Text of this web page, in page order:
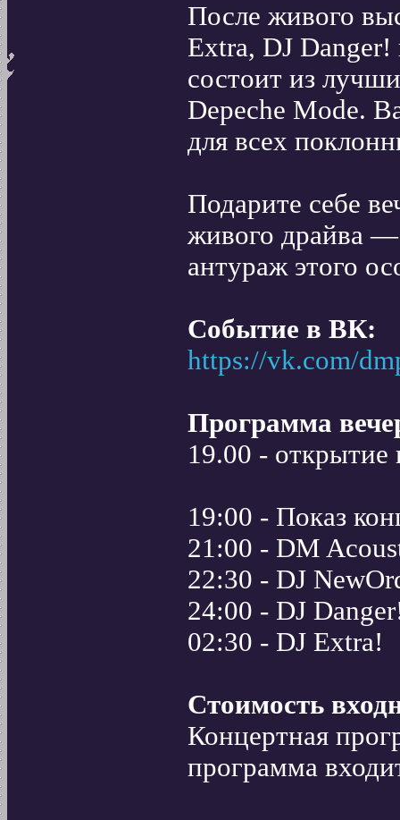
После живого
Extra, DJ
состоит из
Depeche Mode.
для всех
Подарите себе
живого драйва —
антураж этого
Событие в ВК:
https://vk.com/
Программа
19.00 - открытие
19:00 - Показ
21:00 - DM
22:30 - DJ
24:00 - DJ
02:30 - DJ Extra!
Стоимость
Концертная
программа